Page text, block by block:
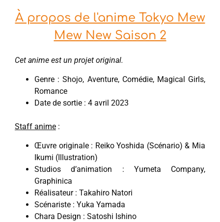
À propos de l'anime Tokyo Mew
Mew New Saison 2
Cet anime est un projet original.
Genre : Shojo, Aventure, Comédie, Magical Girls,
Romance
Date de sortie : 4 avril 2023
Staff anime :
Œuvre originale : Reiko Yoshida (Scénario) & Mia
Ikumi (Illustration)
Studios d’animation : Yumeta Company,
Graphinica
Réalisateur : Takahiro Natori
Scénariste : Yuka Yamada
Chara Design : Satoshi Ishino